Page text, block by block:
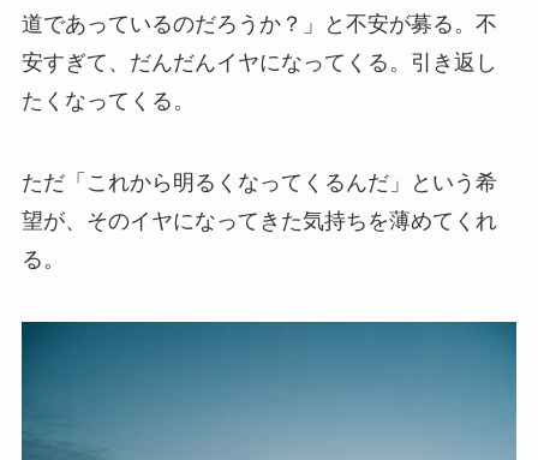
道であっているのだろうか？」と不安が募る。不
安すぎて、だんだんイヤになってくる。引き返し
たくなってくる。
ただ「これから明るくなってくるんだ」という希
望が、そのイヤになってきた気持ちを薄めてくれ
る。